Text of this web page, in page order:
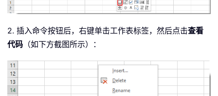
2. 插入命令按钮后，右键单击工作表标签，然后点击查看
代码 （如下方截图所示）：